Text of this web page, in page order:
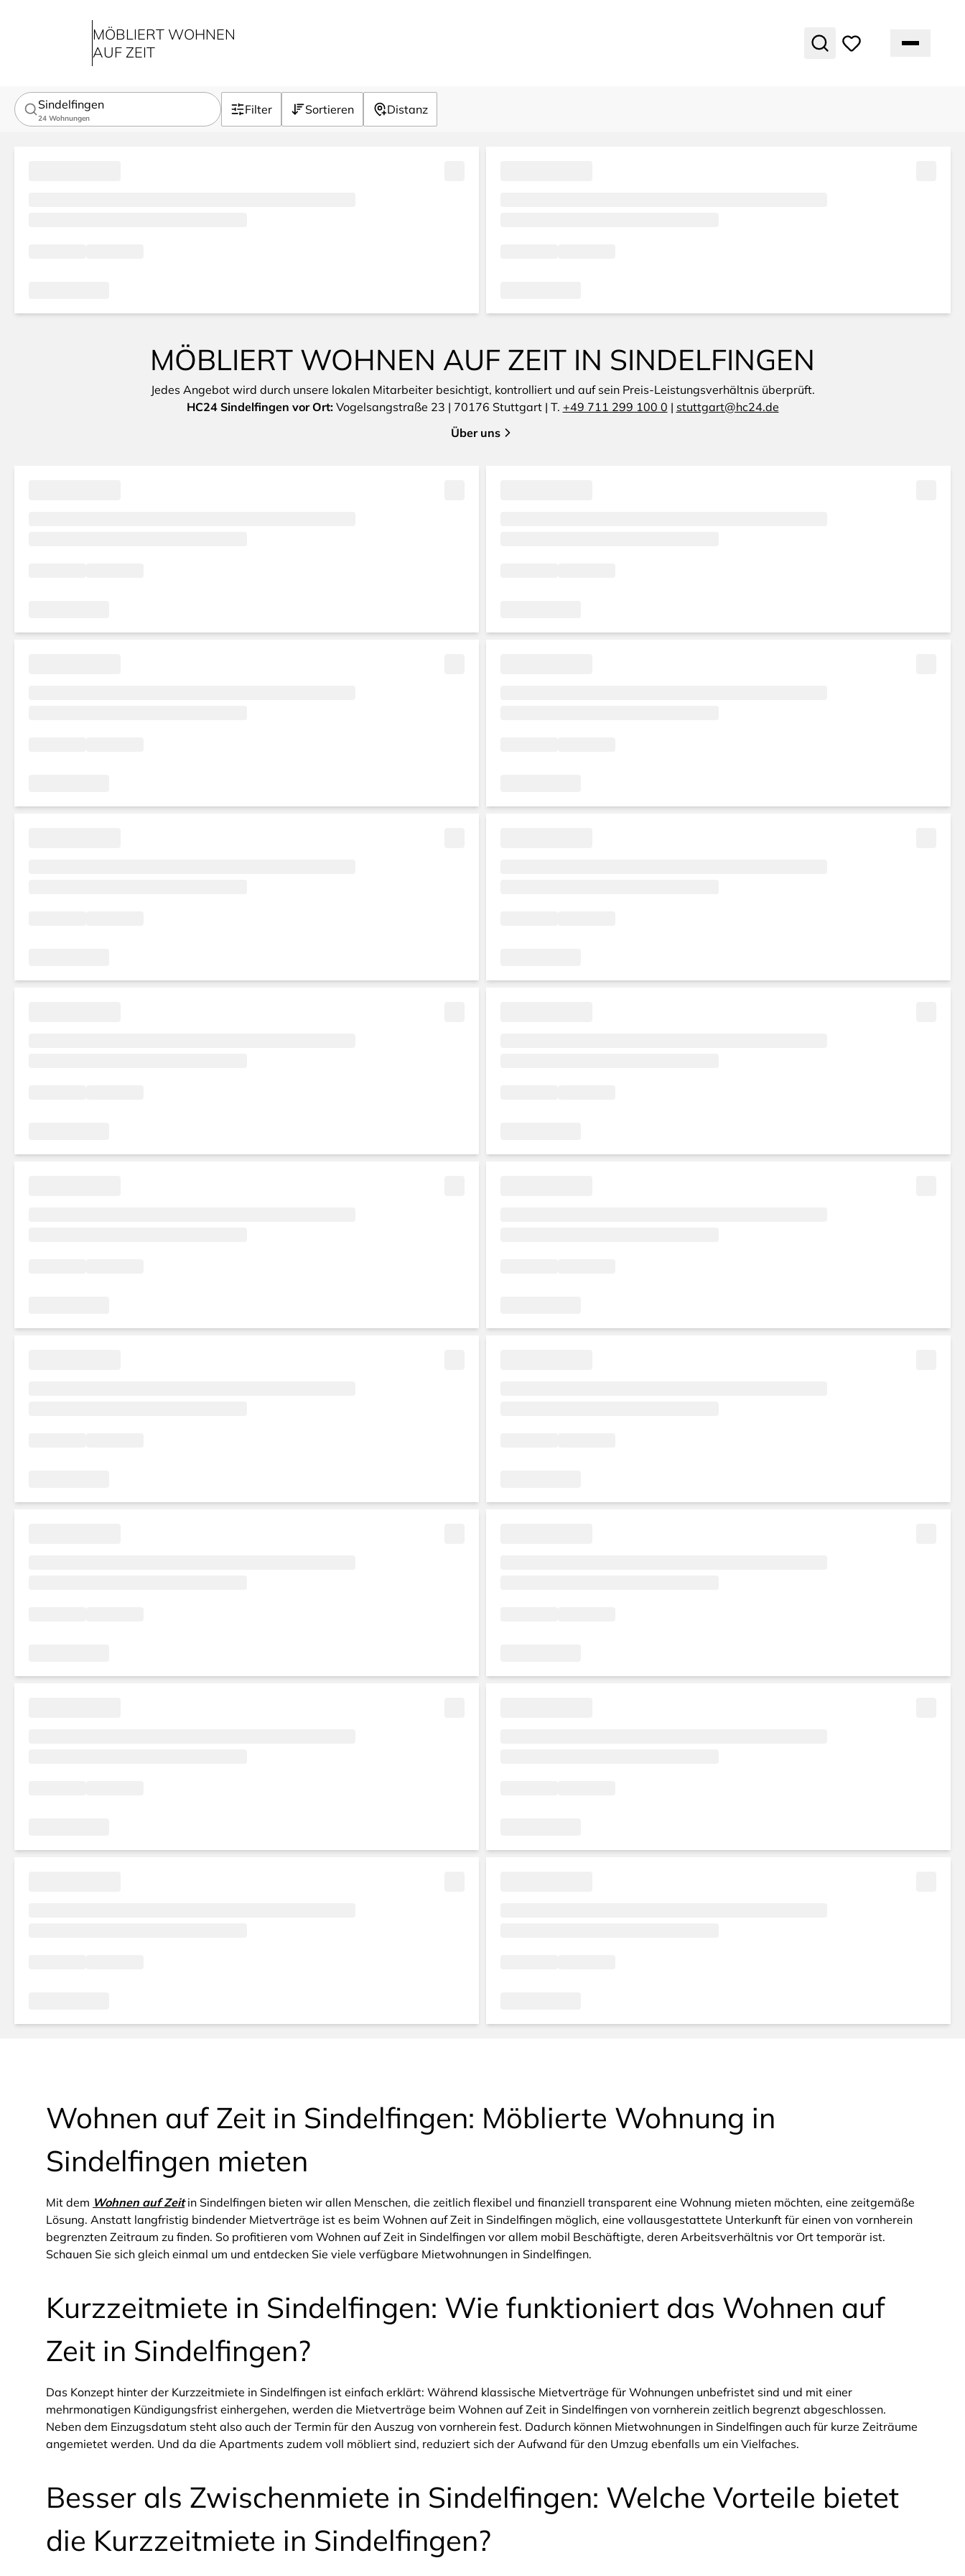
MÖBLIERT WOHNEN
AUF ZEIT
Sindelfingen
24 Wohnungen
Filter Sortieren Distanz
MÖBLIERT WOHNEN AUF ZEIT IN SINDELFINGEN
Jedes Angebot wird durch unsere lokalen Mitarbeiter besichtigt, kontrolliert und auf sein Preis-Leistungsverhältnis überprüft.
HC24 Sindelfingen vor Ort: Vogelsangstraße 23 | 70176 Stuttgart | T. +49 711 299 100 0 | stuttgart@hc24.de
Über uns
Wohnen auf Zeit in Sindelfingen: Möblierte Wohnung in
Sindelfingen mieten
Mit dem Wohnen auf Zeitin Sindelfingen bieten wir allen Menschen, die zeitlich flexibel und finanziell transparent eine Wohnung mieten möchten, eine zeitgemäße
Lösung. Anstatt langfristig bindender Mietverträge ist es beim Wohnen auf Zeit in Sindelfingen möglich, eine vollausgestattete Unterkunft für einen von vornherein
begrenzten Zeitraum zu finden. So profitieren vom Wohnen auf Zeit in Sindelfingen vor allem mobil Beschäftigte, deren Arbeitsverhältnis vor Ort temporär ist.
Schauen Sie sich gleich einmal um und entdecken Sie viele verfügbare Mietwohnungen in Sindelfingen.
Kurzzeitmiete in Sindelfingen: Wie funktioniert das Wohnen auf
Zeit in Sindelfingen?
Das Konzept hinter der Kurzzeitmiete in Sindelfingen ist einfach erklärt: Während klassische Mietverträge für Wohnungen unbefristet sind und mit einer
mehrmonatigen Kündigungsfrist einhergehen, werden die Mietverträge beim Wohnen auf Zeit in Sindelfingen von vornherein zeitlich begrenzt abgeschlossen.
Neben dem Einzugsdatum steht also auch der Termin für den Auszug von vornherein fest. Dadurch können Mietwohnungen in Sindelfingen auch für kurze Zeiträume
angemietet werden. Und da die Apartments zudem voll möbliert sind, reduziert sich der Aufwand für den Umzug ebenfalls um ein Vielfaches.
Besser als Zwischenmiete in Sindelfingen: Welche Vorteile bietet
die Kurzzeitmiete in Sindelfingen?